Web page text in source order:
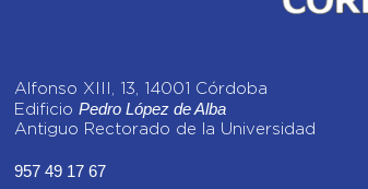
Alfonso XIII, 13, 14001 Córdoba
EdificioPedro López de Alba
Antiguo Rectorado de la Universidad
957 49 17 67